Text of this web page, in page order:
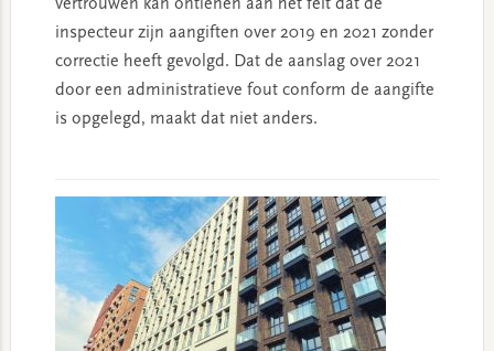
vertrouwen kan ontlenen aan het feit dat de
inspecteur zijn aangiften over 2019 en 2021 zonder
correctie heeft gevolgd. Dat de aanslag over 2021
door een administratieve fout conform de aangifte
is opgelegd, maakt dat niet anders.